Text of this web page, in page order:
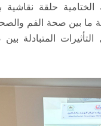
الختامية حلقة
ما بين صحة الفم
المتبادلة